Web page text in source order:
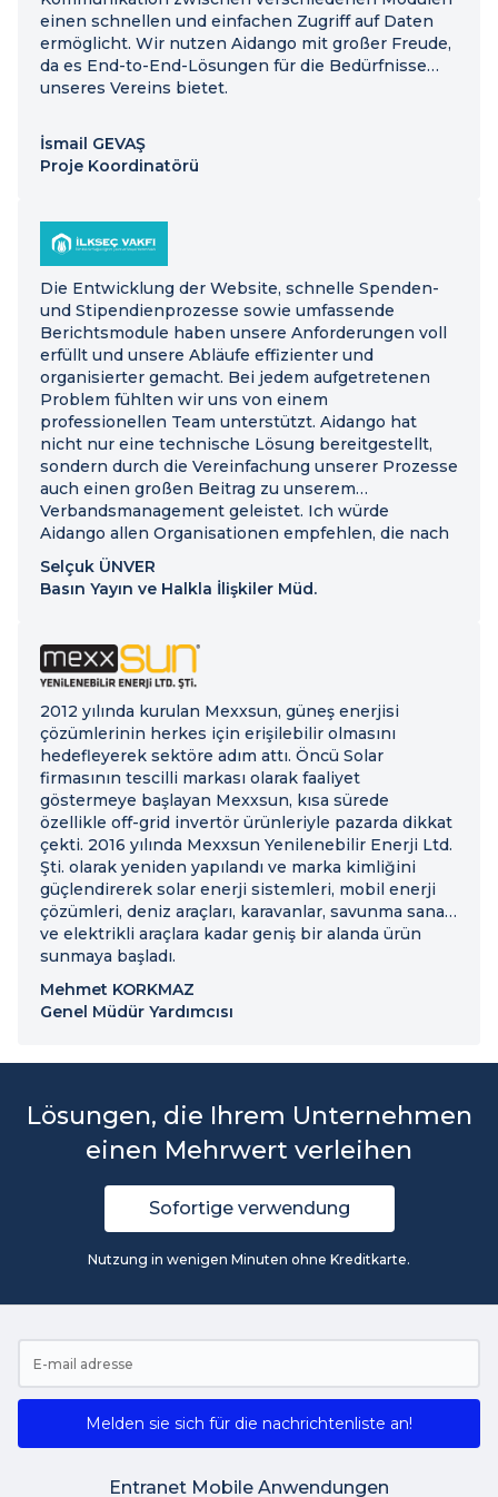
einen schnellen und einfachen Zugriff auf Daten
ermöglicht. Wir nutzen Aidango mit großer Freude,
da es End-to-End-Lösungen für die Bedürfnisse
unseres Vereins bietet.
İsmail GEVAŞ
Proje Koordinatörü
Die Entwicklung der Website, schnelle Spenden-
und Stipendienprozesse sowie umfassende
Berichtsmodule haben unsere Anforderungen voll
erfüllt und unsere Abläufe effizienter und
organisierter gemacht. Bei jedem aufgetretenen
Problem fühlten wir uns von einem
professionellen Team unterstützt. Aidango hat
nicht nur eine technische Lösung bereitgestellt,
sondern durch die Vereinfachung unserer Prozesse
auch einen großen Beitrag zu unserem
Verbandsmanagement geleistet. Ich würde
Aidango allen Organisationen empfehlen, die nach
einer zuverlässigen, effektiven und
benutzerfreundlichen Lösung für das
Verbandsmanagement suchen.
Selçuk ÜNVER
Basın Yayın ve Halkla İlişkiler Müd.
2012 yılında kurulan Mexxsun, güneş enerjisi
çözümlerinin herkes için erişilebilir olmasını
hedefleyerek sektöre adım attı. Öncü Solar
firmasının tescilli markası olarak faaliyet
göstermeye başlayan Mexxsun, kısa sürede
özellikle off-grid invertör ürünleriyle pazarda dikkat
çekti. 2016 yılında Mexxsun Yenilenebilir Enerji Ltd.
Şti. olarak yeniden yapılandı ve marka kimliğini
güçlendirerek solar enerji sistemleri, mobil enerji
çözümleri, deniz araçları, karavanlar, savunma sanayi
ve elektrikli araçlara kadar geniş bir alanda ürün
sunmaya başladı.
Mehmet KORKMAZ
Genel Müdür Yardımcısı
Lösungen, die Ihrem Unternehmen
einen Mehrwert verleihen
Sofortige verwendung
Nutzung in wenigen Minuten ohne Kreditkarte.
Melden sie sich für die nachrichtenliste an!
Entranet Mobile Anwendungen